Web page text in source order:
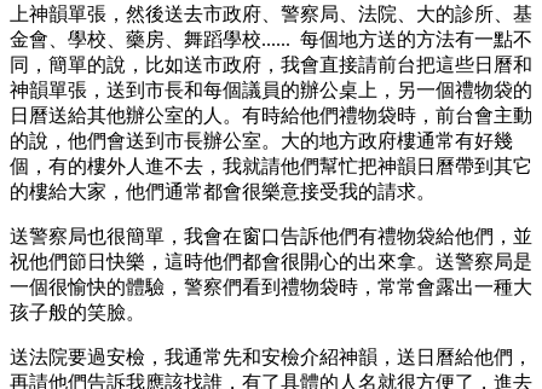
上神韻單張，然後送去市政府、警察局、法院、大的診所、基
金會、學校、藥房、舞蹈學校...... 每個地方送的方法有一點不
同，簡單的說，比如送市政府，我會直接請前台把這些日曆和
神韻單張，送到市長和每個議員的辦公桌上，另一個禮物袋的
日曆送給其他辦公室的人。有時給他們禮物袋時，前台會主動
的說，他們會送到市長辦公室。大的地方政府樓通常有好幾
個，有的樓外人進不去，我就請他們幫忙把神韻日曆帶到其它
的樓給大家，他們通常都會很樂意接受我的請求。
送警察局也很簡單，我會在窗口告訴他們有禮物袋給他們，並
祝他們節日快樂，這時他們都會很開心的出來拿。送警察局是
一個很愉快的體驗，警察們看到禮物袋時，常常會露出一種大
孩子般的笑臉。
送法院要過安檢，我通常先和安檢介紹神韻，送日曆給他們，
再請他們告訴我應該找誰，有了具體的人名就很方便了，進去